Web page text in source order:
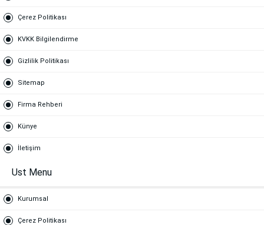
Çerez Politikası
KVKK Bilgilendirme
Gizlilik Politikası
Sitemap
Firma Rehberi
Künye
İletişim
Ust Menu
Kurumsal
Çerez Politikası